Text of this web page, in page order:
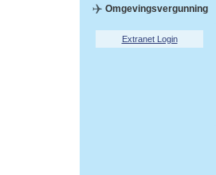
Omgevingsvergunning
Extranet Login